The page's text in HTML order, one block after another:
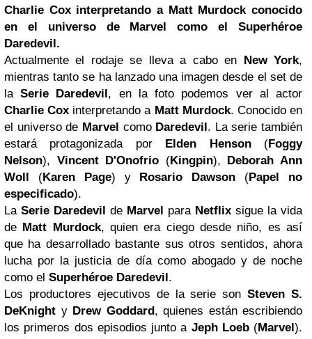
Charlie Cox interpretando a Matt Murdockconocido
en el universode Marvel como el Superhéroe
Daredevil.
Actualmente el rodaje se lleva a cabo en New York,
mientras tanto se ha lanzado una imagen desde el set de
laSerie Daredevil, en la foto podemos ver al actor
Charlie Cox interpretando a Matt Murdock. Conocido en
el universo de Marvel como Daredevil. La serie también
estará protagonizada por Elden Henson(Foggy
Nelson), Vincent D'Onofrio (Kingpin), Deborah Ann
Woll (Karen Page) y Rosario Dawson (Papel no
especificado).
La Serie Daredevil de Marvel para Netflix sigue la vida
de Matt Murdock, quien era ciego desde niño, es así
que ha desarrollado bastante sus otros sentidos, ahora
lucha por la justicia de día como abogado y de noche
como el Superhéroe Daredevil.
Los productores ejecutivos de la serie sonSteven S.
DeKnight y Drew Goddard, quienes están escribiendo
los primeros dos episodios junto a Jeph Loeb(Marvel).